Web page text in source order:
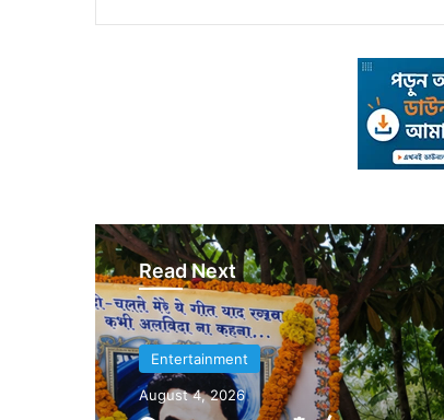
Read Next
Entertainment
Entertainment
August 4, 2026